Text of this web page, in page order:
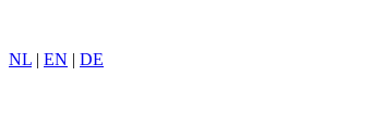
NL | EN | DE